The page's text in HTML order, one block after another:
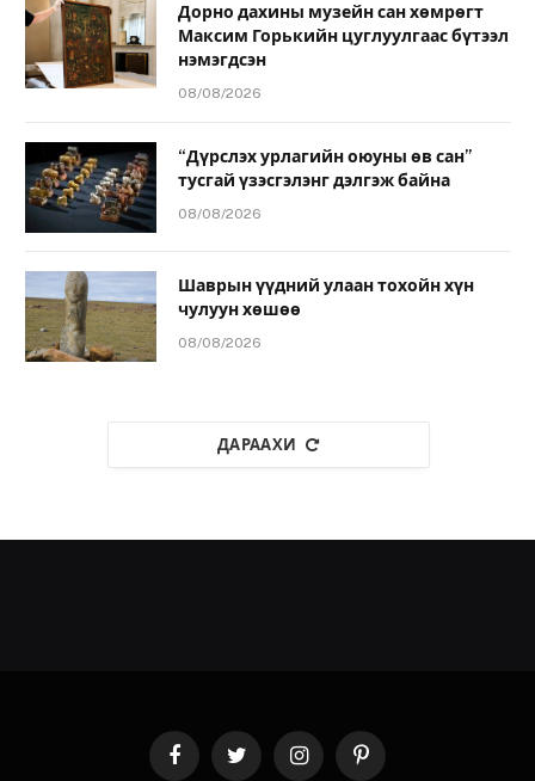
Дорно дахины музейн сан хөмрөгт
Максим Горькийн цуглуулгаас бүтээл
нэмэгдсэн
08/08/2026
“Дүрслэх урлагийн оюуны өв сан”
тусгай үзэсгэлэнг дэлгэж байна
08/08/2026
Шаврын үүдний улаан тохойн хүн
чулуун хөшөө
08/08/2026
ДАРААХИ
FacebookTwitter InstagramPinterest